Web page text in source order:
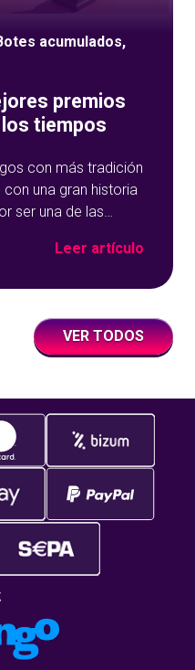
acumulados,
premios
tiempos
con más tradición
una gran historia
ser una de las
sino porque es
Leer artículo
VER TODOS